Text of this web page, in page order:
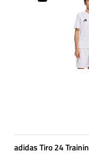
adidas Tiro 24